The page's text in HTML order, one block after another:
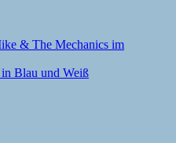
& The Mechanics im
Blau und Weiß